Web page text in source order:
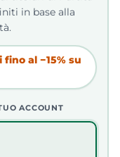
in base alla
al −15% su
ACCOUNT